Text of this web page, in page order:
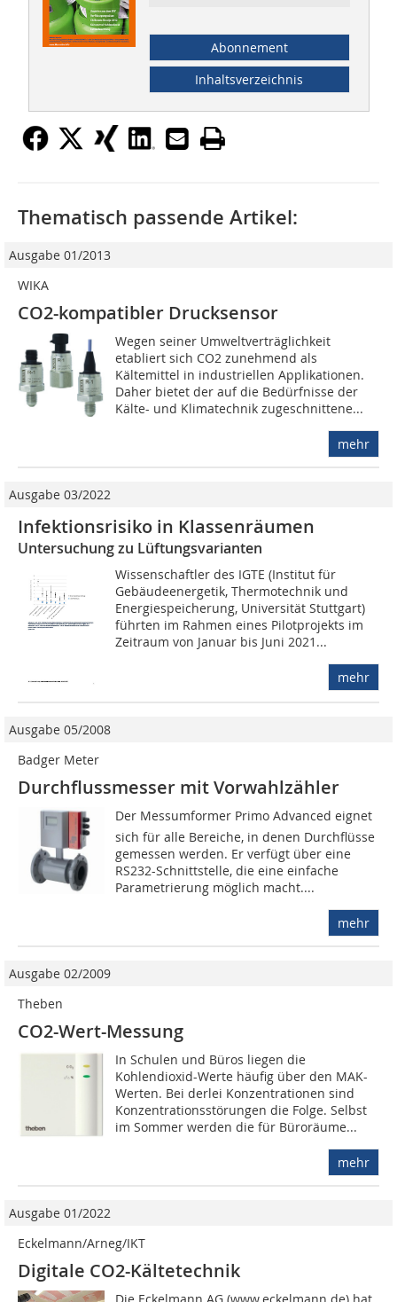
Abonnement
Inhaltsverzeichnis
Thematisch passende Artikel:
Ausgabe 01/2013
WIKA
CO2-kompatibler Drucksensor
Wegen seiner Umweltverträglichkeit
etabliert sich CO2 zunehmend als
Kältemittel in industriellen Applikationen.
Daher bietet der auf die Bedürfnisse der
Kälte- und Klimatechnik zugeschnittene...
mehr
Ausgabe 03/2022
Infektionsrisiko in Klassenräumen
Untersuchung zu Lüftungsvarianten
Wissenschaftler des IGTE (Institut für
Gebäudeenergetik, Thermotechnik und
Energiespeicherung, Universität Stuttgart)
führten im Rahmen eines Pilotprojekts im
Zeitraum von Januar bis Juni 2021...
mehr
Ausgabe 05/2008
Badger Meter
Durchflussmesser mit Vorwahlzähler
Der Messumformer Primo Advanced eignet
sich für alle Bereiche, in denen Durchflüsse
gemessen werden. Er verfügt über eine
RS232-Schnittstelle, die eine einfache
Parametrierung möglich macht....
mehr
Ausgabe 02/2009
Theben
CO2-Wert-Messung
In Schulen und Büros liegen die
Kohlendioxid-Werte häufig über den MAK-
Werten. Bei derlei Konzentrationen sind
Konzentrationsstörungen die Folge. Selbst
im Sommer werden die für Büroräume...
mehr
Ausgabe 01/2022
Eckelmann/Arneg/IKT
Digitale CO2-Kältetechnik